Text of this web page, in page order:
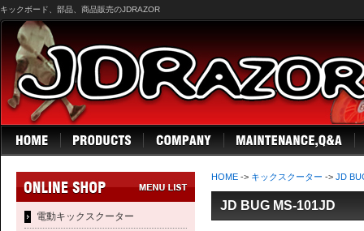
キックボード、部品、商品販売のJDRAZOR
電動キックスクーター
HOME -> キックスクーター -> JD
JD BUG MS-101JD